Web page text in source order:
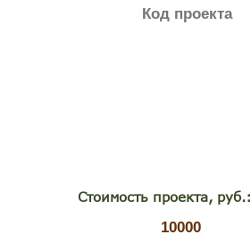
Стоимость проекта, руб.: